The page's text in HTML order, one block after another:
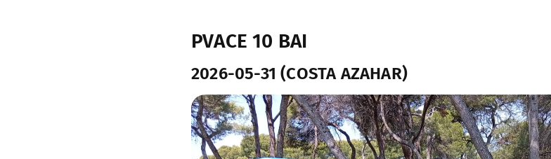
PVACE 10 BAI
2026-05-31 (COSTA AZAHAR)